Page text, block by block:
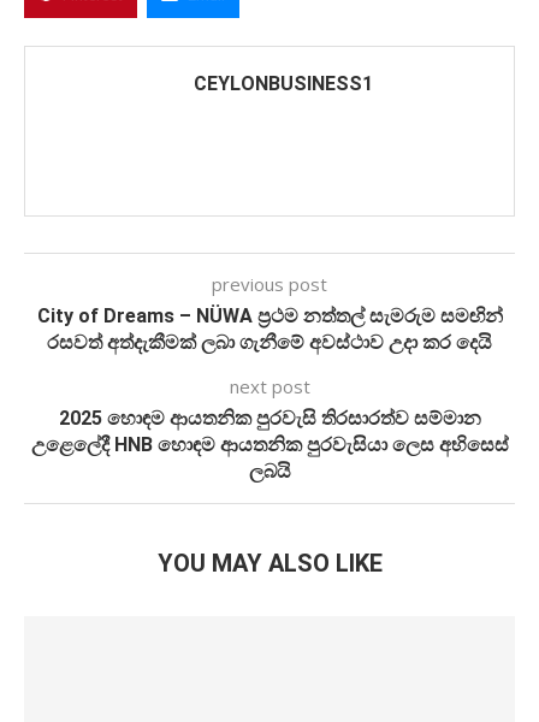
CEYLONBUSINESS1
previous post
City of Dreams – NÜWA ප්‍රථම නත්තල් සැමරුම සමඟින්
රසවත් අත්දැකීමක් ලබා ගැනීමේ අවස්ථාව උදා කර දෙයි
next post
2025 හොඳම ආයතනික පුරවැසි තිරසාරත්ව සම්මාන
උළෙලේදී HNB හොඳම ආයතනික පුරවැසියා ලෙස අභිසෙස්
ලබයි
YOU MAY ALSO LIKE